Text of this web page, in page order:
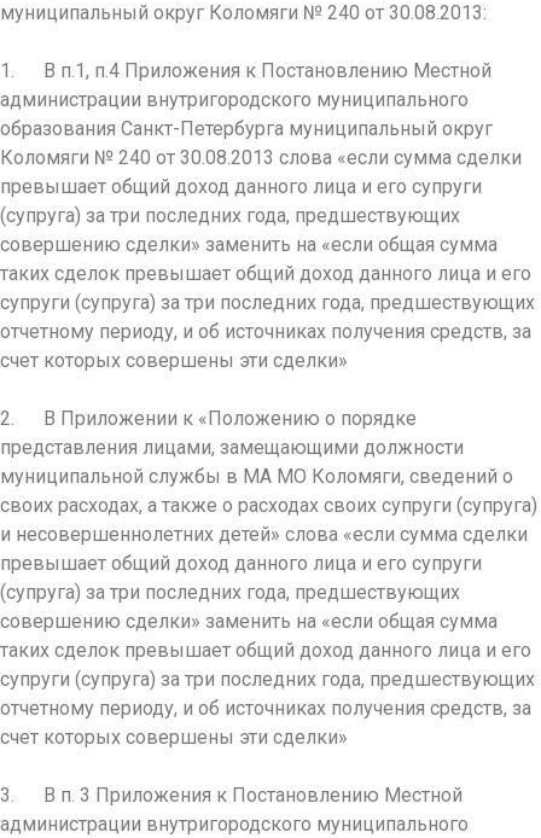
муниципальный округ Коломяги № 240 от 30.08.2013:
1. В п.1, п.4 Приложения к Постановлению Местной
администрации внутригородского муниципального
образования Санкт-Петербурга муниципальный округ
Коломяги № 240 от 30.08.2013 слова «если сумма сделки
превышает общий доход данного лица и его супруги
(супруга) за три последних года, предшествующих
совершению сделки» заменить на «если общая сумма
таких сделок превышает общий доход данного лица и его
супруги (супруга) за три последних года, предшествующих
отчетному периоду, и об источниках получения средств, за
счет которых совершены эти сделки»
2. В Приложении к «Положению о порядке
представления лицами, замещающими должности
муниципальной службы в МА МО Коломяги, сведений о
своих расходах, а также о расходах своих супруги (супруга)
и несовершеннолетних детей» слова «если сумма сделки
превышает общий доход данного лица и его супруги
(супруга) за три последних года, предшествующих
совершению сделки» заменить на «если общая сумма
таких сделок превышает общий доход данного лица и его
супруги (супруга) за три последних года, предшествующих
отчетному периоду, и об источниках получения средств, за
счет которых совершены эти сделки»
3. В п. 3 Приложения к Постановлению Местной
администрации внутригородского муниципального